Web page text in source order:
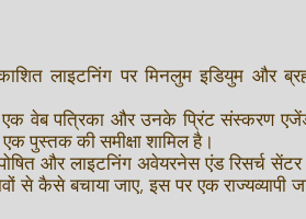
लाइटनिंग पर मिनलुम इडियुम और
वेब पत्रिका और उनके प्रिंट संस्करण
पुस्तक की समीक्षा शामिल है।
और लाइटनिंग अवेयरनेस एंड रिसर्च
से कैसे बचाया जाए, इस पर एक